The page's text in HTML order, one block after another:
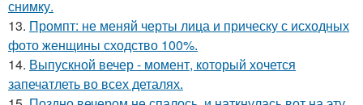
снимку.
13. Промпт: не меняй черты лица и прическу с исходных
фото женщины сходство 100%.
14. Выпускной вечер - момент, который хочется
запечатлеть во всех деталях.